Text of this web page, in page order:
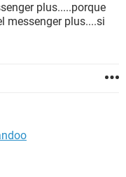
plus.....porque
messenger plus....si